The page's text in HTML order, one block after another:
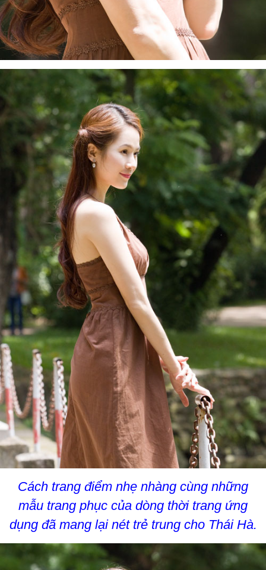
Cách trang điểm nhẹ nhàng cùng những
mẫu trang phục của dòng thời trang ứng
dụng đã mang lại nét trẻ trung cho Thái Hà.